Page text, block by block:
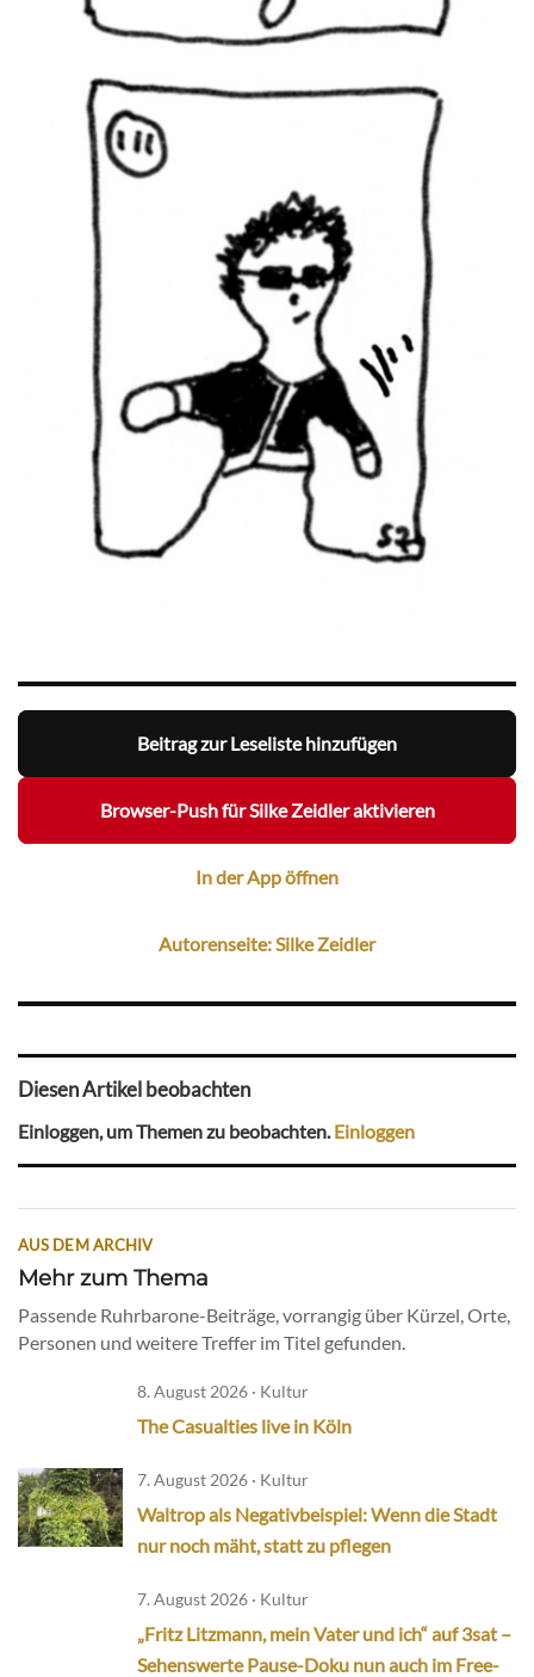
Beitrag zur Leseliste hinzufügen
Browser-Push für Silke Zeidler aktivieren
In der App öffnen
Autorenseite: Silke Zeidler
Diesen Artikel beobachten
Einloggen, um Themen zu beobachten.Einloggen
AUS DEM ARCHIV
Mehr zum Thema
Passende Ruhrbarone-Beiträge, vorrangig über Kürzel, Orte,
Personen und weitere Treffer im Titel gefunden.
8. August 2026 · Kultur
The Casualties live in Köln
7. August 2026 · Kultur
Waltrop als Negativbeispiel: Wenn die Stadt
nur noch mäht, statt zu pflegen
7. August 2026 · Kultur
„Fritz Litzmann, mein Vater und ich“ auf 3sat –
Sehenswerte Pause-Doku nun auch im Free-